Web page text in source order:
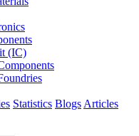
(IC)
Statistics Blogs Articles